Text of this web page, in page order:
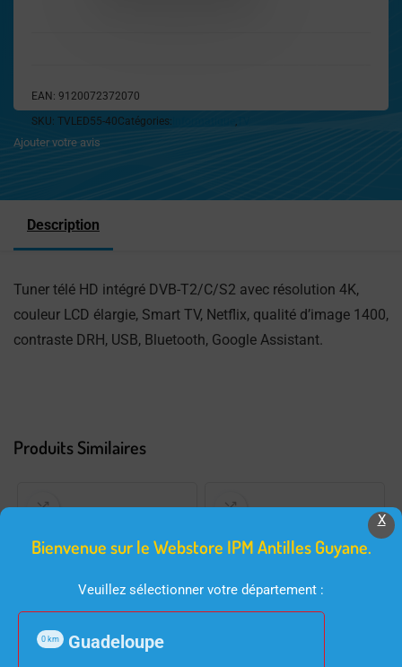
EAN: 9120072372070
SKU: TVLED55-40Catégories: ,
Ajouter votre avis
Description
Tuner télé HD intégré DVB-T2/C/S2 avec résolution 4K,
couleur LCD élargie, Smart TV, Netflix, qualité d’image 1400,
contraste DRH, USB, Bluetooth, Google Assistant.
Produits Similaires
INFORMATIQUE
X
Bienvenue sur le Webstore IPM Antilles Guyane.
Veuillez sélectionner votre département :
Guadeloupe
0 km